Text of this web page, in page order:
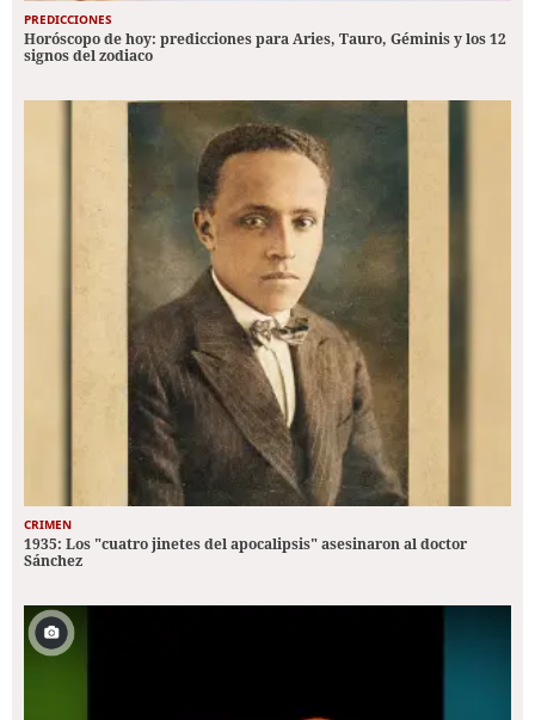
PREDICCIONES
Horóscopo de hoy: predicciones para Aries, Tauro, Géminis y los 12
signos del zodiaco
CRIMEN
1935: Los "cuatro jinetes del apocalipsis" asesinaron al doctor
Sánchez